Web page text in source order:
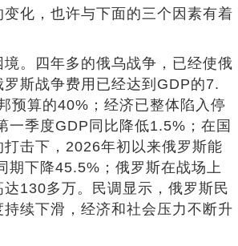
化，也许与下面的三个因素有着
。四年多的俄乌战争，已经使俄
斯战争费用已经达到GDP的7.
预算的40%；经济已整体陷入停
一季度GDP同比降低1.5%；在国
打击下，2026年初以来俄罗斯能
期下降45.5%；俄罗斯在战场上
130多万。民调显示，俄罗斯民
续下滑，经济和社会压力不断升